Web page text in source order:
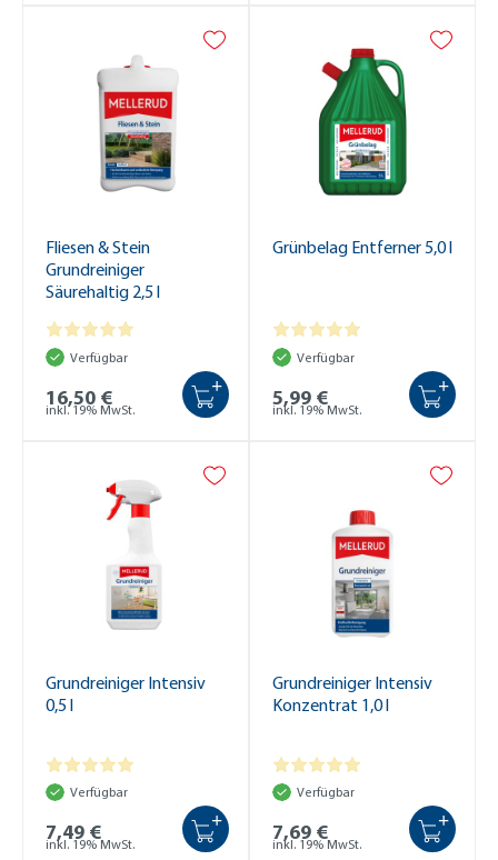
Fliesen & Stein
Grundreiniger
Säurehaltig 2,5 l
Verfügbar
16,50 €
inkl. 19% MwSt.
+
Grünbelag Entferner 5,0 l
Verfügbar
5,99 €
inkl. 19% MwSt.
+
Grundreiniger Intensiv
0,5 l
Verfügbar
7,49 €
inkl. 19% MwSt.
+
Grundreiniger Intensiv
Konzentrat 1,0 l
Verfügbar
7,69 €
inkl. 19% MwSt.
+